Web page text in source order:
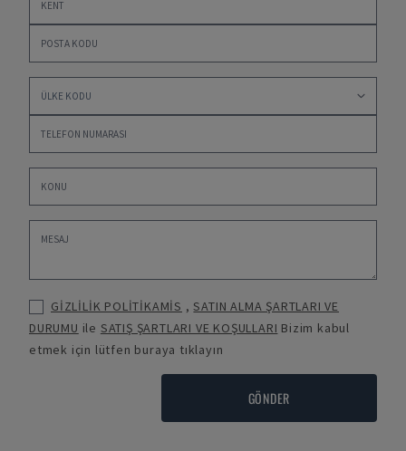
GİZLİLİK POLİTİKAMİS ,SATIN ALMA ŞARTLARI VE
DURUMU ile SATIŞ ŞARTLARI VE KOŞULLARI Bizim kabul
etmek için lütfen buraya tıklayın
GÖNDER